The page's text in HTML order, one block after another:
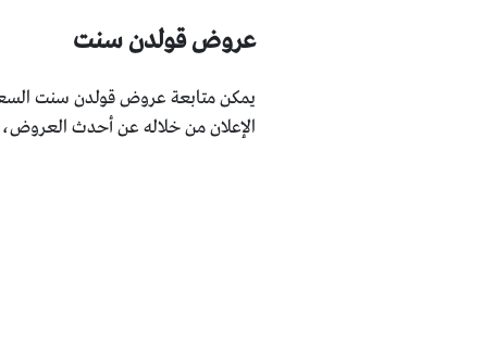
عروض قولدن سنت
يمكن متابعة عروض قولدن سنت
الإعلان من خلاله عن أحدث